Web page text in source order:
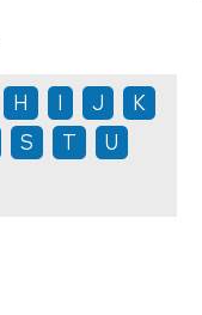
H I J
K
S T
U